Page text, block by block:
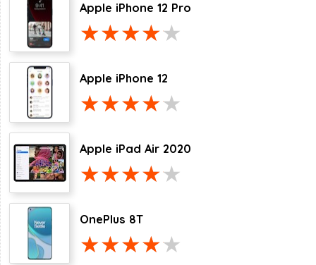
Apple iPhone 12 Pro
Apple iPhone 12
Apple iPad Air 2020
OnePlus 8T